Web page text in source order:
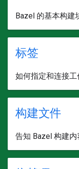
Bazel 的基本构建
标签
如何指定和连接工
构建文件
告知 Bazel 构建内